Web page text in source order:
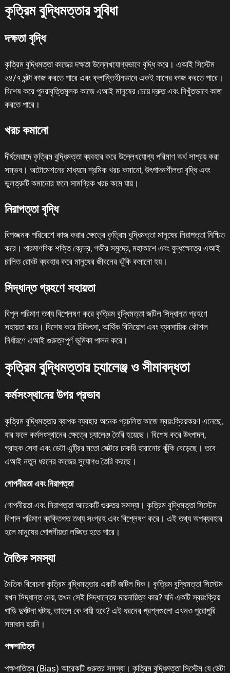
কৃত্রিম বুদ্ধিমত্তার সুবিধা
দক্ষতা বৃদ্ধি
কৃত্রিম বুদ্ধিমত্তা কাজের দক্ষতা উল্লেখযোগ্যভাবে বৃদ্ধি করে। এআই সিস্টেম
২৪/৭ ঘন্টা কাজ করতে পারে এবং ক্লান্তিহীনভাবে একই মানের কাজ করতে পারে।
বিশেষ করে পুনরাবৃত্তিমূলক কাজে এআই মানুষের চেয়ে দ্রুত এবং নিখুঁতভাবে কাজ
করতে পারে।
খরচ কমানো
দীর্ঘমেয়াদে কৃত্রিম বুদ্ধিমত্তা ব্যবহার করে উল্লেখযোগ্য পরিমাণ অর্থ সাশ্রয় করা
সম্ভব। অটোমেশনের মাধ্যমে শ্রমিক খরচ কমানো, উৎপাদনশীলতা বৃদ্ধি এবং
ভুলত্রুটি কমানোর ফলে সামগ্রিক খরচ কমে যায়।
নিরাপত্তা বৃদ্ধি
বিপজ্জনক পরিবেশে কাজ করার ক্ষেত্রে কৃত্রিম বুদ্ধিমত্তা মানুষের নিরাপত্তা নিশ্চিত
করে। পারমাণবিক শক্তি কেন্দ্রে, গভীর সমুদ্রে, মহাকাশে এবং যুদ্ধক্ষেত্রে এআই
চালিত রোবট ব্যবহার করে মানুষের জীবনের ঝুঁকি কমানো হয়।
সিদ্ধান্ত গ্রহণে সহায়তা
বিপুল পরিমাণ তথ্য বিশ্লেষণ করে কৃত্রিম বুদ্ধিমত্তা জটিল সিদ্ধান্ত গ্রহণে
সহায়তা করে। বিশেষ করে চিকিৎসা, আর্থিক বিনিয়োগ এবং ব্যবসায়িক কৌশল
নির্ধারণে এআই গুরুত্বপূর্ণ ভূমিকা পালন করে।
কৃত্রিম বুদ্ধিমত্তার চ্যালেঞ্জ ও সীমাবদ্ধতা
কর্মসংস্থানের উপর প্রভাব
কৃত্রিম বুদ্ধিমত্তার ব্যাপক ব্যবহার অনেক প্রচলিত কাজে স্বয়ংক্রিয়করণ এনেছে,
যার ফলে কর্মসংস্থানের ক্ষেত্রে চ্যালেঞ্জ তৈরি হয়েছে। বিশেষ করে উৎপাদন,
গ্রাহক সেবা এবং ডেটা এন্ট্রির মতো সেক্টরে চাকরি হারানোর ঝুঁকি বেড়েছে। তবে
এআই নতুন ধরনের কাজের সুযোগও তৈরি করছে।
গোপনীয়তা এবং নিরাপত্তা
গোপনীয়তা এবং নিরাপত্তা আরেকটি গুরুতর সমস্যা। কৃত্রিম বুদ্ধিমত্তা সিস্টেম
বিশাল পরিমাণ ব্যক্তিগত তথ্য সংগ্রহ এবং বিশ্লেষণ করে। এই তথ্য অপব্যবহার
হলে মানুষের গোপনীয়তা লঙ্ঘিত হতে পারে।
নৈতিক সমস্যা
নৈতিক বিবেচনা কৃত্রিম বুদ্ধিমত্তার একটি জটিল দিক। কৃত্রিম বুদ্ধিমত্তা সিস্টেম
যখন সিদ্ধান্ত নেয়, তখন সেই সিদ্ধান্তের দায়দায়িত্ব কার? যদি একটি স্বয়ংক্রিয়
গাড়ি দুর্ঘটনা ঘটায়, তাহলে কে দায়ী হবে? এই ধরনের প্রশ্নগুলো এখনও পুরোপুরি
সমাধান হয়নি।
পক্ষপাতিত্ব
পক্ষপাতিত্ব (Bias) আরেকটি গুরুতর সমস্যা। কৃত্রিম বুদ্ধিমত্তা সিস্টেম যে ডেটা